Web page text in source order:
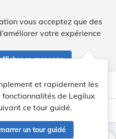
vous acceptez que des
votre expérience
ce message
account_circle help Aide
et rapidement les
de Legilux
ce tour guidé.
un tour guidé
light_mode dark_mode